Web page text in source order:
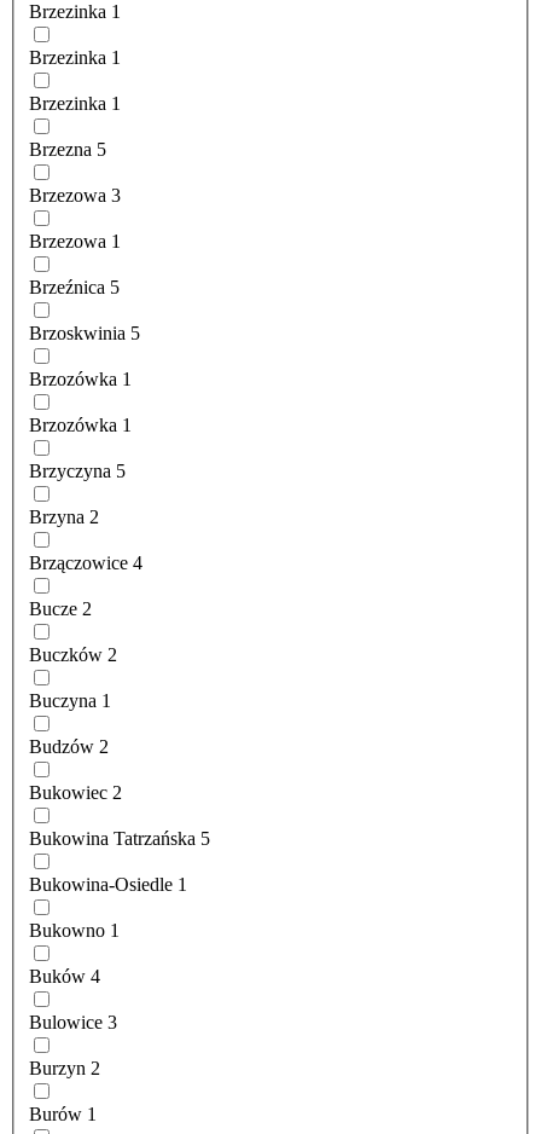
Brzezinka 1
Brzezinka 1
Brzezinka 1
Brzezna 5
Brzezowa 3
Brzezowa 1
Brzeźnica 5
Brzoskwinia 5
Brzozówka 1
Brzozówka 1
Brzyczyna 5
Brzyna 2
Brzączowice 4
Bucze 2
Buczków 2
Buczyna 1
Budzów 2
Bukowiec 2
Bukowina Tatrzańska 5
Bukowina-Osiedle 1
Bukowno 1
Buków 4
Bulowice 3
Burzyn 2
Burów 1